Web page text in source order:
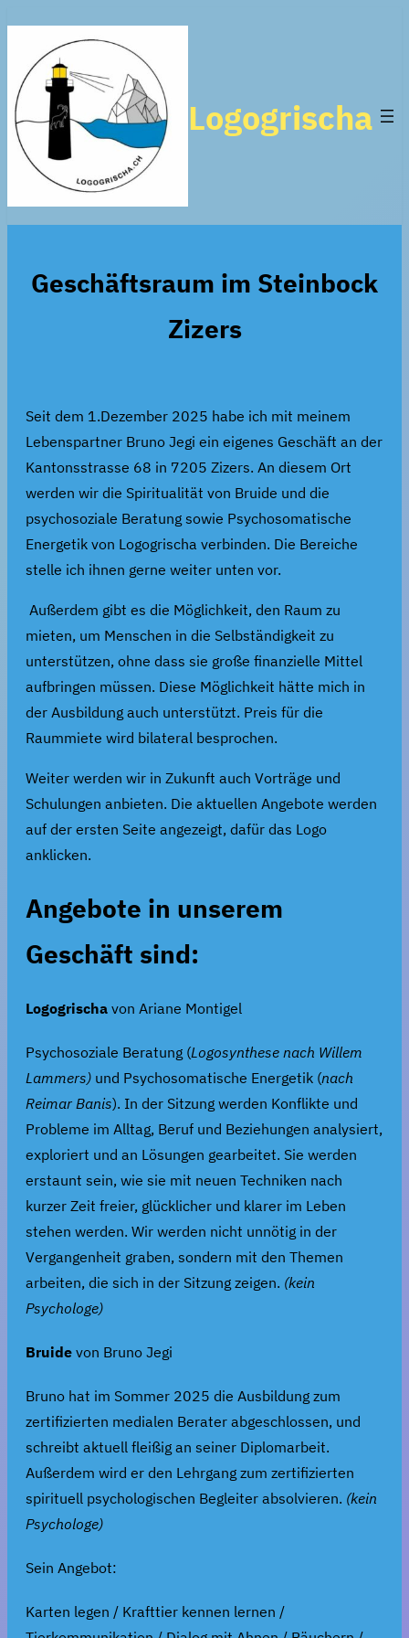
springen
Logogrischa
Geschäftsraum im Steinbock
Zizers
Seit dem 1.Dezember 2025 habe ich mit meinem
Lebenspartner Bruno Jegi ein eigenes Geschäft an der
Kantonsstrasse 68 in 7205 Zizers. An diesem Ort
werden wir die Spiritualität von Bruide und die
psychosoziale Beratung sowie Psychosomatische
Energetik von Logogrischa verbinden. Die Bereiche
stelle ich ihnen gerne weiter unten vor.
Außerdem gibt es die Möglichkeit, den Raum zu
mieten, um Menschen in die Selbständigkeit zu
unterstützen, ohne dass sie große finanzielle Mittel
aufbringen müssen. Diese Möglichkeit hätte mich in
der Ausbildung auch unterstützt. Preis für die
Raummiete wird bilateral besprochen.
Weiter werden wir in Zukunft auch Vorträge und
Schulungen anbieten. Die aktuellen Angebote werden
auf der ersten Seite angezeigt, dafür das Logo
anklicken.
Angebote in unserem
Geschäft sind:
Logogrischa von Ariane Montigel
Psychosoziale Beratung (Logosynthese nach Willem
Lammers) und Psychosomatische Energetik (nach
Reimar Banis). In der Sitzung werden Konflikte und
Probleme im Alltag, Beruf und Beziehungen analysiert,
exploriert und an Lösungen gearbeitet. Sie werden
erstaunt sein, wie sie mit neuen Techniken nach
kurzer Zeit freier, glücklicher und klarer im Leben
stehen werden. Wir werden nicht unnötig in der
Vergangenheit graben, sondern mit den Themen
arbeiten, die sich in der Sitzung zeigen. (kein
Psychologe)
Bruide von Bruno Jegi
Bruno hat im Sommer 2025 die Ausbildung zum
zertifizierten medialen Berater abgeschlossen, und
schreibt aktuell fleißig an seiner Diplomarbeit.
Außerdem wird er den Lehrgang zum zertifizierten
spirituell psychologischen Begleiter absolvieren. (kein
Psychologe)
Sein Angebot:
Karten legen / Krafttier kennen lernen /